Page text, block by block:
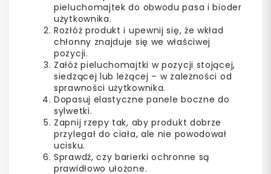
pieluchomajtek do obwodu pasa i bioder
użytkownika.
Rozłóż produkt i upewnij się, że wkład
chłonny znajduje się we właściwej
pozycji.
Załóż pieluchomajtki w pozycji stojącej,
siedzącej lub leżącej – w zależności od
sprawności użytkownika.
Dopasuj elastyczne panele boczne do
sylwetki.
Zapnij rzepy tak, aby produkt dobrze
przylegał do ciała, ale nie powodował
ucisku.
Sprawdź, czy barierki ochronne są
prawidłowo ułożone.